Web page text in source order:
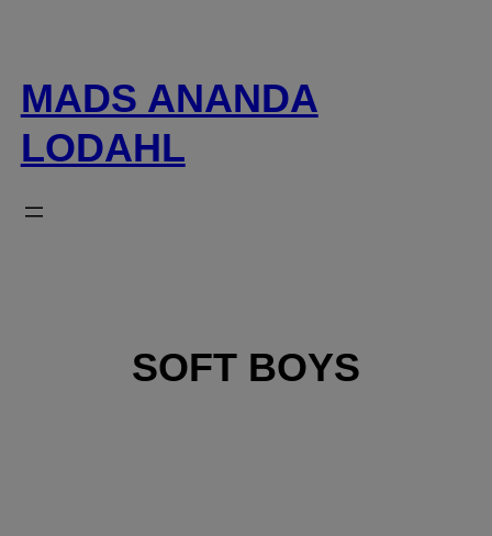
indhold
MADS ANANDA
LODAHL
SOFT BOYS